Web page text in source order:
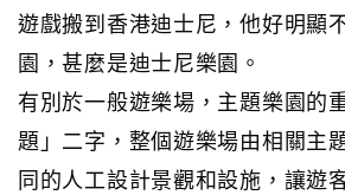
遊戲搬到香港迪士尼，他好明顯
園，甚麼是迪士尼樂園。
有別於一般遊樂場，主題樂園的
題」二字，整個遊樂場由相關主
同的人工設計景觀和設施，讓遊